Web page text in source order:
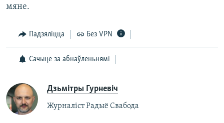
мяне.
Падзяліцца Без VPN
Сачыце за абнаўленьнямі
Дзьмітры Гурневіч
Журналіст Радыё Свабода